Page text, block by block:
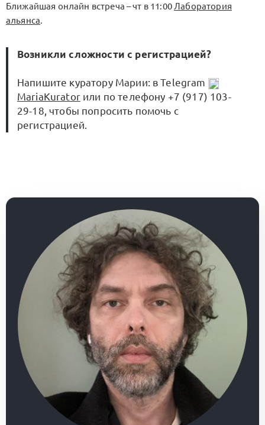
Ближайшая онлайн встреча – чт в 11:00 Лаборатория
альянса.
Возникли сложности с регистрацией?
Напишите куратору Марии: в Telegram
MariaKuratorили по телефону +7 (917) 103-
29-18, чтобы попросить помочь с
регистрацией.